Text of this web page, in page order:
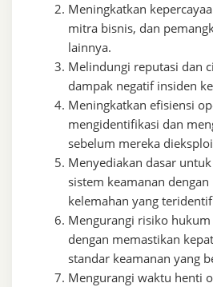
Meningkatkan
mitra bisnis, dan
lainnya.
Melindungi reputasi dan
dampak negatif insiden
Meningkatkan efisiensi
mengidentifikasi dan
sebelum mereka
Menyediakan dasar
sistem keamanan
kelemahan yang
Mengurangi risiko hukum
dengan memastikan
standar keamanan yang
Mengurangi waktu henti